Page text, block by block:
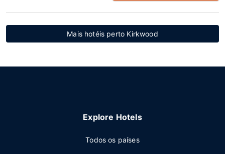
Mais hotéis perto Kirkwood
Explore Hotels
Todos os países